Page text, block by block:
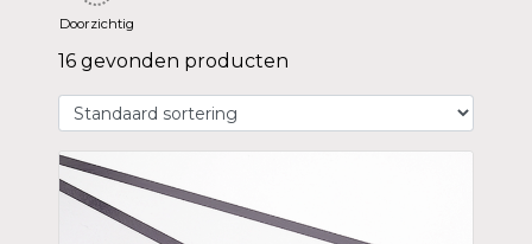
Doorzichtig
16 gevonden producten